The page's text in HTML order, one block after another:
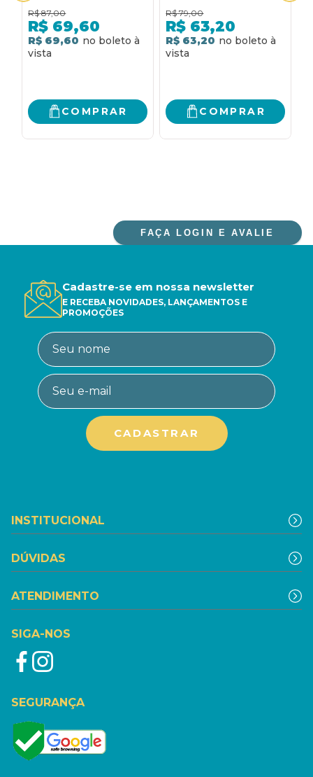
respeito mútuo, a
cooperação e a
responsabilidade em
sua sala de aula
R$ 87,00
R$ 69,60
R$ 69,60
COMPRAR
R$ 79,00
R$ 63,20
R$ 63,20
COMPRAR
FAÇA LOGIN E AVALIE
Cadastre-se em nossa newsletter
E RECEBA NOVIDADES, LANÇAMENTOS E
PROMOÇÕES
INSTITUCIONAL
DÚVIDAS
ATENDIMENTO
SIGA-NOS
SEGURANÇA